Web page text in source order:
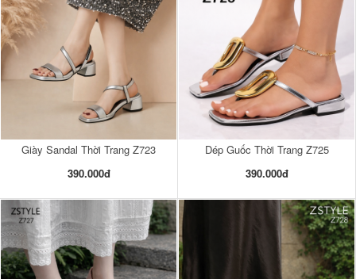
Giày Sandal Thời Trang Z723
390.000đ
Dép Guốc Thời Trang Z725
390.000đ